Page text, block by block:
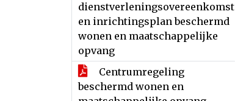
dienstverleningsovereenkomst
en inrichtingsplan beschermd
wonen en maatschappelijke
opvang
Centrumregeling
beschermd wonen en